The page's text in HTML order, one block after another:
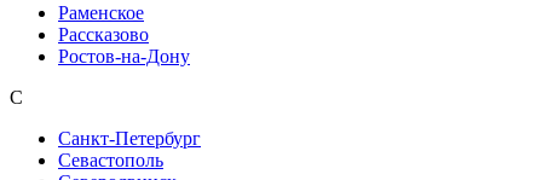
Раменское
Рассказово
Ростов-на-Дону
С
Санкт-Петербург
Севастополь